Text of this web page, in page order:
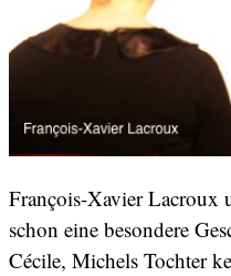
François-Xavier Lacroux
schon eine besondere
Cécile, Michels Tochter